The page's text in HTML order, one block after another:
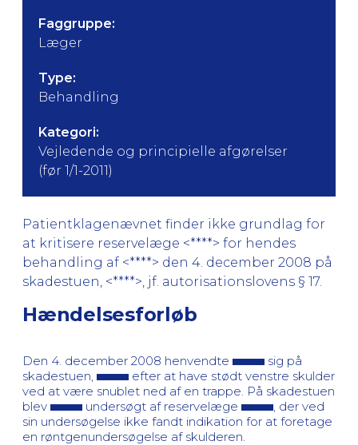
Faggruppe:
Læger
Type:
Behandling
Kategori:
Vejledende og principielle afgørelser
(før 1/1-2011)
Patientklagenævnet finder ikke grundlag for
at kritisere reservelæge <****> for hendes
behandling af <****> den 4. december 2008 på
skadestuen, <****>, jf. autorisationslovens § 17.
Hændelsesforløb
Den 4. december 2008 henvendte
sig på
skadestuen,
efter at have stødt venstre skulder
ved at være snublet ned af en trappe. På skadestuen
blev
undersøgt af reservelæge
, der ved
sin undersøgelse ikke fandt indikation for at foretage
en røntgenundersøgelse af skulderen.